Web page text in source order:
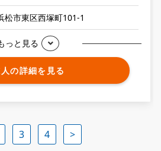
松市東区西塚町101-1
っと見る
の詳細を見る
3 4 >